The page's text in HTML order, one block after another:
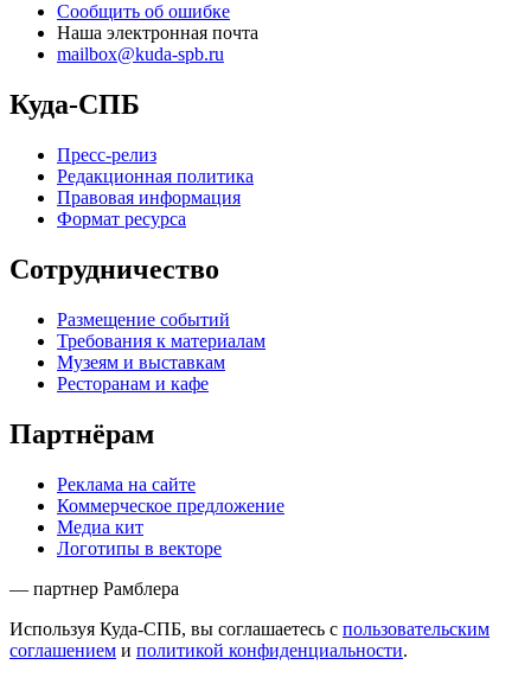
Сообщить об ошибке
Наша электронная почта
mailbox@kuda-spb.ru
Куда-СПБ
Пресс-релиз
Редакционная политика
Правовая информация
Формат ресурса
Сотрудничество
Размещение событий
Требования к материалам
Музеям и выставкам
Ресторанам и кафе
Партнёрам
Реклама на сайте
Коммерческое предложение
Медиа кит
Логотипы в векторе
— партнер Рамблера
Используя Куда-СПБ, вы соглашаетесь с пользовательским
соглашением и политикой конфиденциальности.